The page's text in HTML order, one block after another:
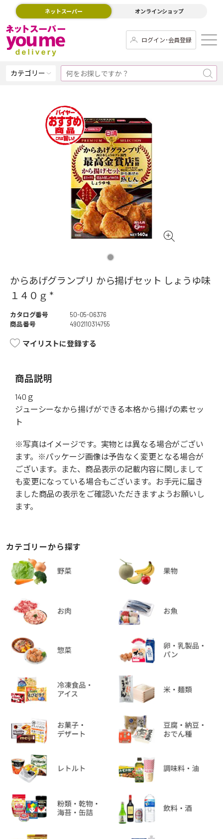
ネットスーパー オンラインショップ
ログイン･会員登録
カテゴリー
からあげグランプリ から揚げセット しょうゆ味
１４０ｇ *
カタログ番号
50-05-06376
商品番号
4902110314755
マイリストに登録する
商品説明
140ｇ
ジューシーなから揚げができる本格から揚げの素セッ
ト
※写真はイメージです。実物とは異なる場合がござい
ます。※パッケージ画像は予告なく変更となる場合が
ございます。また、商品表示の記載内容に関しまして
も変更になっている場合もございます。お手元に届き
ました商品の表示をご確認いただきますようお願いし
ます。
カテゴリーから探す